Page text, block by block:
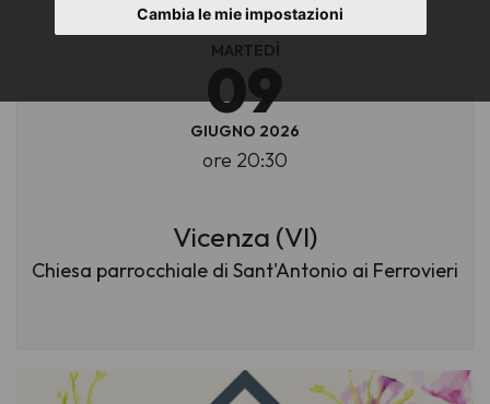
Cambia le mie impostazioni
MARTEDÌ
09
GIUGNO 2026
ore 20:30
Vicenza (VI)
Chiesa parrocchiale di Sant'Antonio ai Ferrovieri